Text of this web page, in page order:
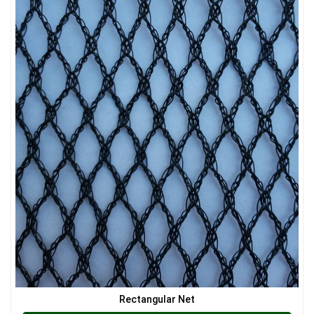
LƯỚI CHẮN CÔN TRÙNG
Rectangular Net